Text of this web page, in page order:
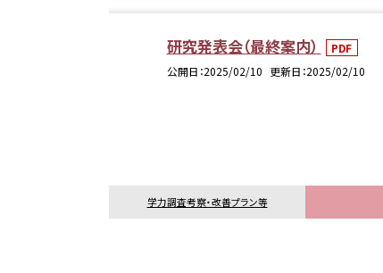
研究発表会（最終案内）
PDF
公開日 2025/02/10 更新日 2025/02/10
学力調査考察・改善プラン等